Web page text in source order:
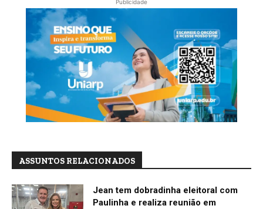
Publicidade
ASSUNTOS RELACIONADOS
Jean tem dobradinha eleitoral com
Paulinha e realiza reunião em